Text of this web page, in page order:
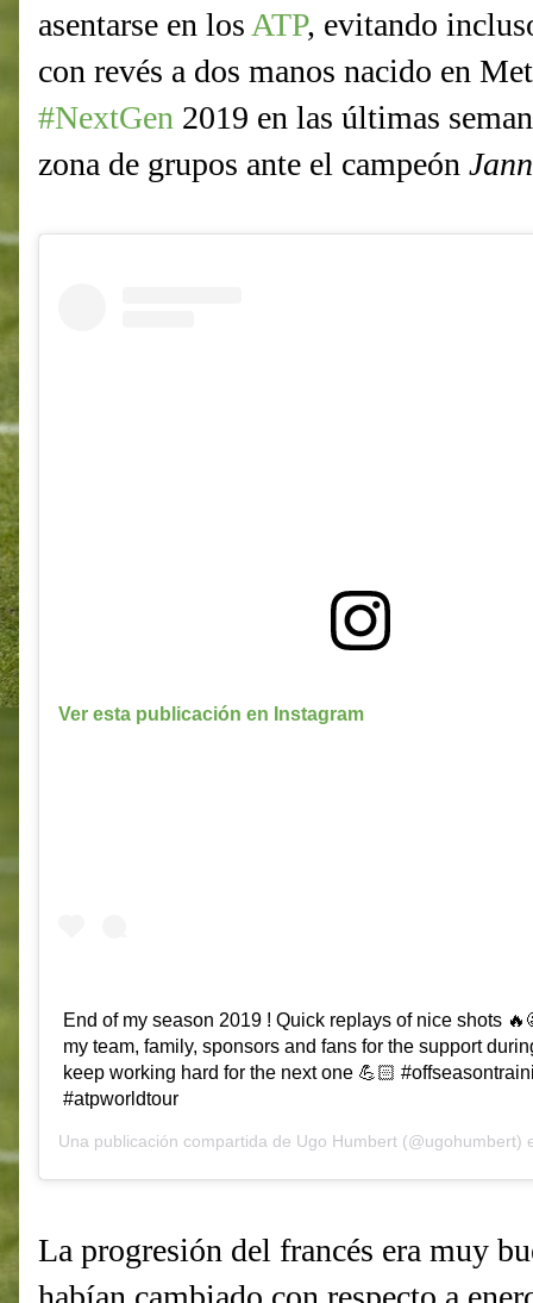
asentarse en losATP, evitando
con revés a dos manos nacido en
#NextGen 2019 en las últimas
zona de grupos ante el campeón
Ver esta publicación en Instagram
End of my season 2019 ! Quick replays of nice shots
my team, family, sponsors and fans for the support
keep working hard for the next one 💪🏻
#atpworldtour
Una publicación compartida de Ugo Humbert (@ugohumbert)
La progresión del francés era muy